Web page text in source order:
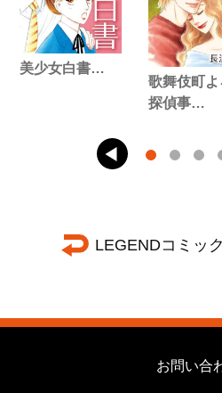
美少女白書…
歌舞伎町よ
探偵事…
LEGENDコミッ
お問い合